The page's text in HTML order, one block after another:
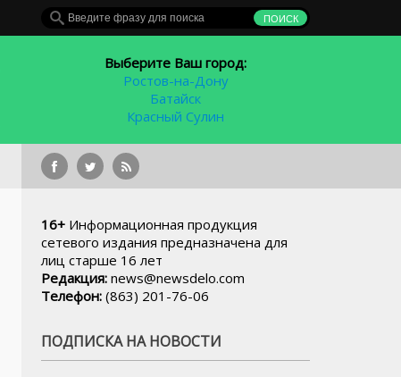
Выберите Ваш город:
Ростов-на-Дону
Батайск
Красный Сулин
16+ Информационная продукция
сетевого издания предназначена для
лиц старше 16 лет
Редакция: news@newsdelo.com
Телефон: (863) 201-76-06
ПОДПИСКА НА НОВОСТИ